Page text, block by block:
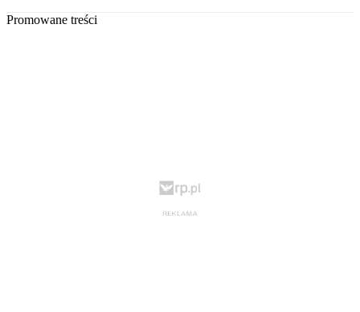
Promowane treści